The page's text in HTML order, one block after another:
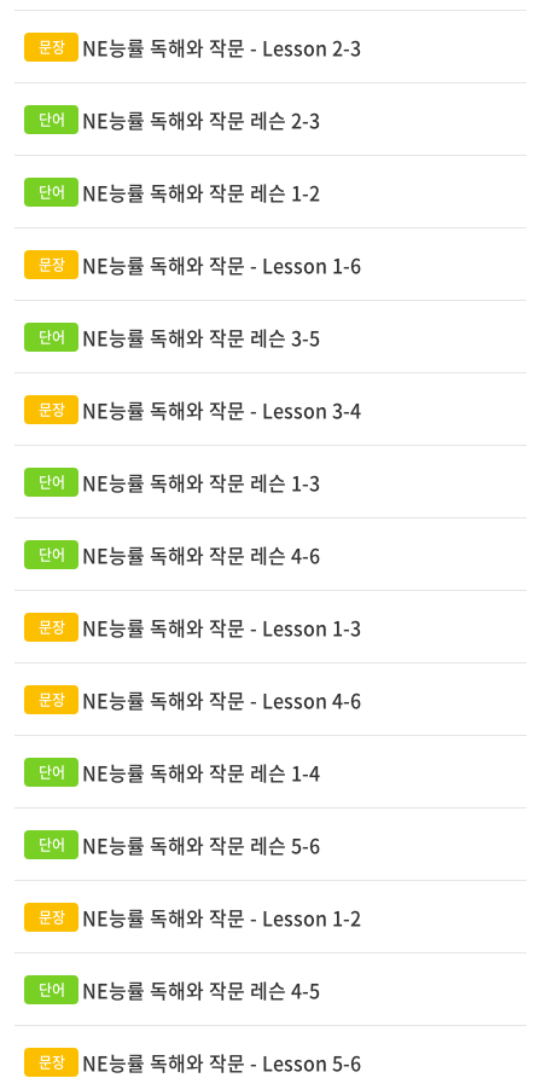
NE능률 독해와 작문 - Lesson 2-3
NE능률 독해와 작문 레슨 2-3
NE능률 독해와 작문 레슨 1-2
NE능률 독해와 작문 - Lesson 1-6
NE능률 독해와 작문 레슨 3-5
NE능률 독해와 작문 - Lesson 3-4
NE능률 독해와 작문 레슨 1-3
NE능률 독해와 작문 레슨 4-6
NE능률 독해와 작문 - Lesson 1-3
NE능률 독해와 작문 - Lesson 4-6
NE능률 독해와 작문 레슨 1-4
NE능률 독해와 작문 레슨 5-6
NE능률 독해와 작문 - Lesson 1-2
NE능률 독해와 작문 레슨 4-5
NE능률 독해와 작문 - Lesson 5-6